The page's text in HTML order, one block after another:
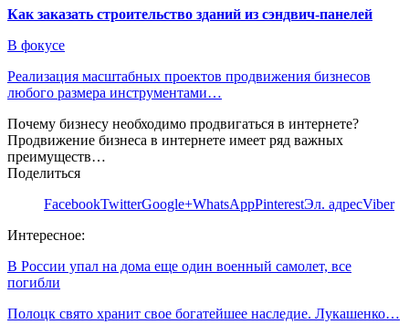
Как заказать строительство зданий из сэндвич-панелей
В фокусе
Реализация масштабных проектов продвижения бизнесов
любого размера инструментами…
Почему бизнесу необходимо продвигаться в интернете?
Продвижение бизнеса в интернете имеет ряд важных
преимуществ…
Поделиться
FacebookTwitterGoogle+WhatsAppPinterestЭл. адресViber
Интересное:
В России упал на дома еще один военный самолет, все
погибли
Полоцк свято хранит свое богатейшее наследие. Лукашенко…